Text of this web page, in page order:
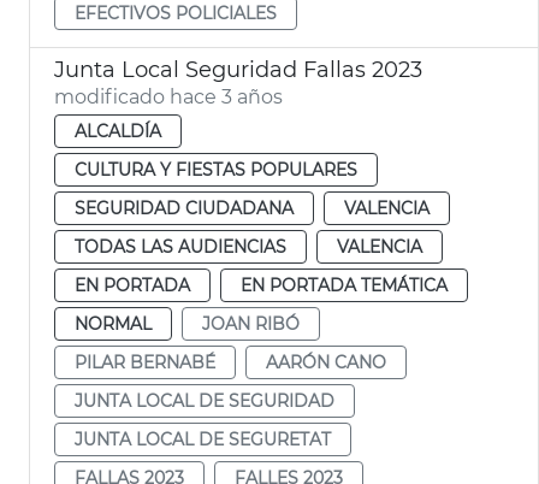
EFECTIVOS POLICIALES
Junta Local Seguridad Fallas 2023
modificado hace 3 años
ALCALDÍA
CULTURA Y FIESTAS POPULARES
SEGURIDAD CIUDADANA
VALENCIA
TODAS LAS AUDIENCIAS
VALENCIA
EN PORTADA
EN PORTADA TEMÁTICA
NORMAL
JOAN RIBÓ
PILAR BERNABÉ
AARÓN CANO
JUNTA LOCAL DE SEGURIDAD
JUNTA LOCAL DE SEGURETAT
FALLAS 2023
FALLES 2023